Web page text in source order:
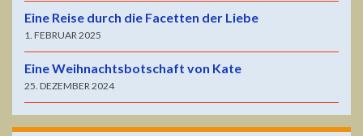
Eine Reise durch die Facetten der Liebe
1. FEBRUAR 2025
Eine Weihnachtsbotschaft von Kate
25. DEZEMBER 2024